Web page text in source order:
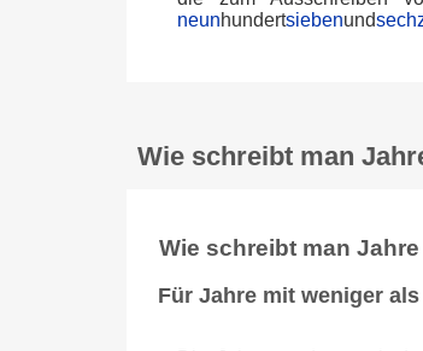
neunhundertsiebenund
Wie schreibt man
Wie schreibt man
Für Jahre mit weniger